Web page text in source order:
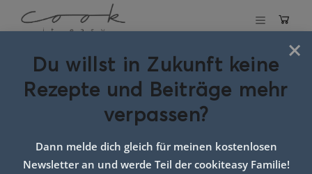
Schlagwort:
Rezept mit
Spekulatius
×
Du willst in Zukunft keine
Rezepte und Beiträge mehr
verpassen?
Dann melde dich gleich für meinen kostenlosen
Newsletter an und werde Teil der cookiteasy Familie!